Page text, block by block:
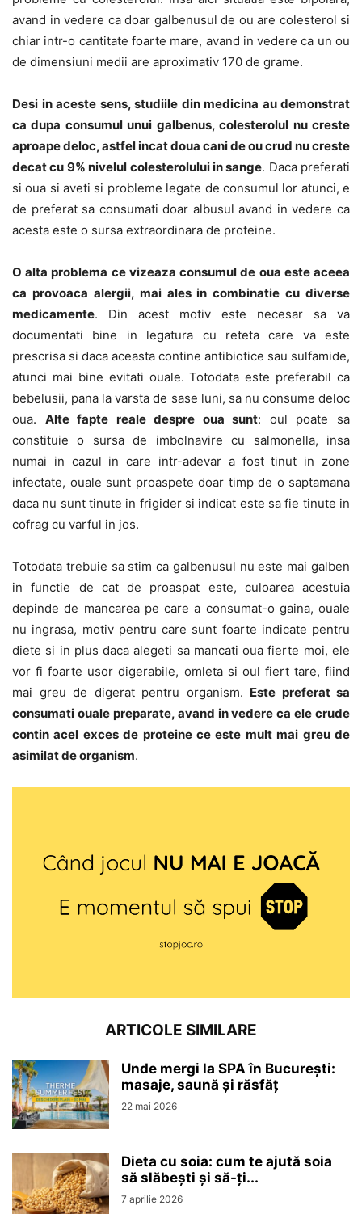
avand in vedere ca doar galbenusul de ou are colesterol si
chiar intr-o cantitate foarte mare, avand in vedere ca un ou
de dimensiuni medii are aproximativ 170 de grame.
Desi in aceste sens, studiile din medicina au demonstrat
ca dupa consumul unui galbenus, colesterolul nu creste
aproape deloc, astfel incat doua cani de ou crud nu creste
decat cu 9% nivelul colesterolului in sange. Daca preferati
si oua si aveti si probleme legate de consumul lor atunci, e
de preferat sa consumati doar albusul avand in vedere ca
acesta este o sursa extraordinara de proteine.
O alta problema ce vizeaza consumul de oua este aceea
ca provoaca alergii, mai ales in combinatie cu diverse
medicamente. Din acest motiv este necesar sa va
documentati bine in legatura cu reteta care va este
prescrisa si daca aceasta contine antibiotice sau sulfamide,
atunci mai bine evitati ouale. Totodata este preferabil ca
bebelusii, pana la varsta de sase luni, sa nu consume deloc
oua. Alte fapte reale despre oua sunt: oul poate sa
constituie o sursa de imbolnavire cu salmonella, insa
numai in cazul in care intr-adevar a fost tinut in zone
infectate, ouale sunt proaspete doar timp de o saptamana
daca nu sunt tinute in frigider si indicat este sa fie tinute in
cofrag cu varful in jos.
Totodata trebuie sa stim ca galbenusul nu este mai galben
in functie de cat de proaspat este, culoarea acestuia
depinde de mancarea pe care a consumat-o gaina, ouale
nu ingrasa, motiv pentru care sunt foarte indicate pentru
diete si in plus daca alegeti sa mancati oua fierte moi, ele
vor fi foarte usor digerabile, omleta si oul fiert tare, fiind
mai greu de digerat pentru organism. Este preferat sa
consumati ouale preparate, avand in vedere ca ele crude
contin acel exces de proteine ce este mult mai greu de
asimilat de organism.
ARTICOLE SIMILARE
Unde mergi la SPA în București:
masaje, saună și răsfăț
22 mai 2026
Dieta cu soia: cum te ajută soia
să slăbești și să-ți...
7 aprilie 2026